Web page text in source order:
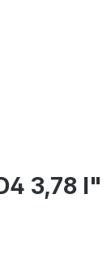
3,78 l"